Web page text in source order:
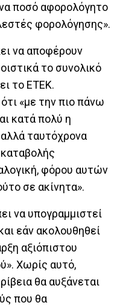
ποσό αφορολόγητο
φορολόγησης».
να αποφέρουν
το συνολικό
το ΕΤΕΚ.
«με την πιο πάνω
κατά πολύ η
ταυτόχρονα
φόρου αυτών
σε ακίνητα».
να υπογραμμιστεί
εάν ακολουθηθεί
αξιόπιστου
Χωρίς αυτό,
θα αυξάνεται
που θα